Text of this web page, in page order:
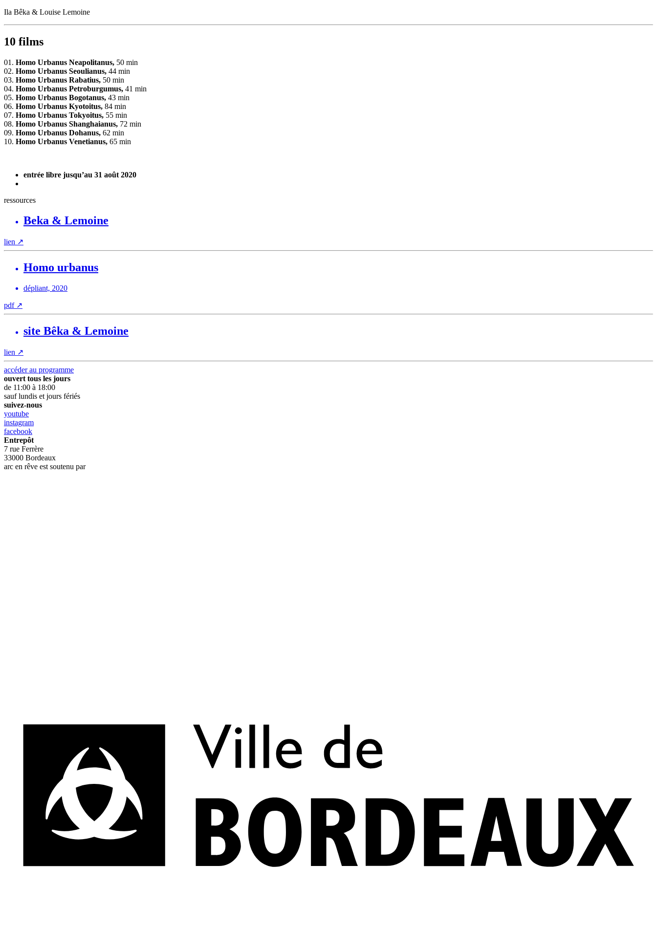
Ila Bêka & Louise Lemoine
10 films
01. Homo Urbanus Neapolitanus, 50 min
02. Homo Urbanus Seoulianus, 44 min
03. Homo Urbanus Rabatius, 50 min
04. Homo Urbanus Petroburgumus, 41 min
05. Homo Urbanus Bogotanus, 43 min
06. Homo Urbanus Kyotoitus, 84 min
07. Homo Urbanus Tokyoitus, 55 min
08. Homo Urbanus Shanghaianus, 72 min
09. Homo Urbanus Dohanus, 62 min
10. Homo Urbanus Venetianus, 65 min
entrée libre jusqu’au 31 août 2020
ressources
Beka & Lemoine
lien ↗
Homo urbanus
dépliant, 2020
pdf ↗
site Bêka & Lemoine
lien ↗
accéder au programme
ouvert tous les jours
de 11:00 à 18:00
sauf lundis et jours fériés
suivez-nous
youtube
instagram
facebook
Entrepôt
7 rue Ferrère
33000 Bordeaux
arc en rêve est soutenu par